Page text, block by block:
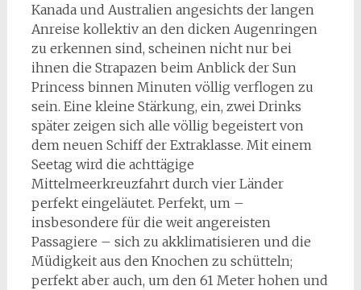
Kanada und Australien angesichts der langen
Anreise kollektiv an den dicken Augenringen
zu erkennen sind, scheinen nicht nur bei
ihnen die Strapazen beim Anblick der Sun
Princess binnen Minuten völlig verflogen zu
sein. Eine kleine Stärkung, ein, zwei Drinks
später zeigen sich alle völlig begeistert von
dem neuen Schiff der Extraklasse. Mit einem
Seetag wird die achttägige
Mittelmeerkreuzfahrt durch vier Länder
perfekt eingeläutet. Perfekt, um –
insbesondere für die weit angereisten
Passagiere – sich zu akklimatisieren und die
Müdigkeit aus den Knochen zu schütteln;
perfekt aber auch, um den 61 Meter hohen und